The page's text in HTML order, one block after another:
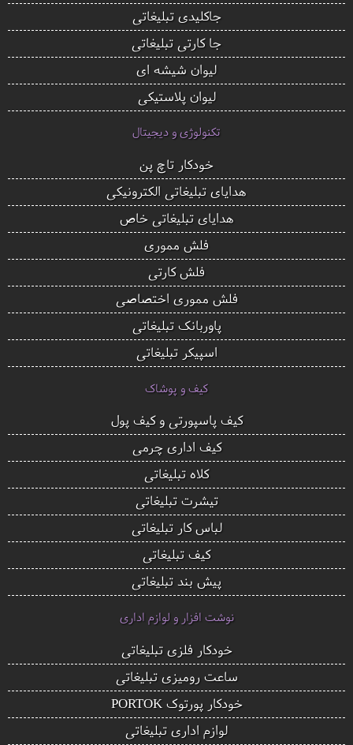
جاکلیدی تبلیغاتی
جا کارتی تبلیغاتی
لیوان شیشه ای
لیوان پلاستیکی
تکنولوژی و دیجیتال
خودکار تاچ پن
هدایای تبلیغاتی الکترونیکی
هدایای تبلیغاتی خاص
فلش مموری
فلش کارتی
فلش مموری اختصاصی
پاوربانک تبلیغاتی
اسپیکر تبلیغاتی
کیف و پوشاک
کیف پاسپورتی و کیف پول
کیف اداری چرمی
کلاه تبلیغاتی
تیشرت تبلیغاتی
لباس کار تبلیغاتی
کیف تبلیغاتی
پیش بند تبلیغاتی
نوشت افزار و لوازم اداری
خودکار فلزی تبلیغاتی
ساعت رومیزی تبلیغاتی
خودکار پورتوک PORTOK
لوازم اداری تبلیغاتی